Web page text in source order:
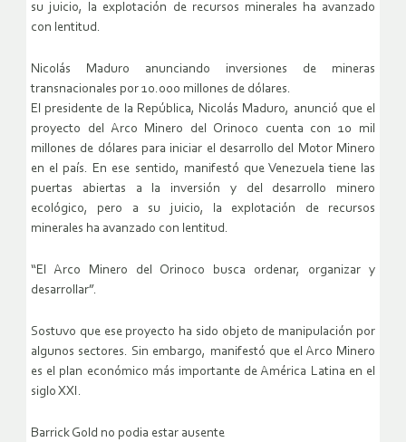
su juicio, la explotación de recursos minerales ha avanzado
con lentitud.
Nicolás Maduro anunciando inversiones de mineras
transnacionales por 10.000 millones de dólares.
El presidente de la República, Nicolás Maduro, anunció que el
proyecto del Arco Minero del Orinoco cuenta con 10 mil
millones de dólares para iniciar el desarrollo del Motor Minero
en el país. En ese sentido, manifestó que Venezuela tiene las
puertas abiertas a la inversión y del desarrollo minero
ecológico, pero a su juicio, la explotación de recursos
minerales ha avanzado con lentitud.
“El Arco Minero del Orinoco busca ordenar, organizar y
desarrollar”.
Sostuvo que ese proyecto ha sido objeto de manipulación por
algunos sectores. Sin embargo, manifestó que el Arco Minero
es el plan económico más importante de América Latina en el
siglo XXI.
Barrick Gold no podia estar ausente